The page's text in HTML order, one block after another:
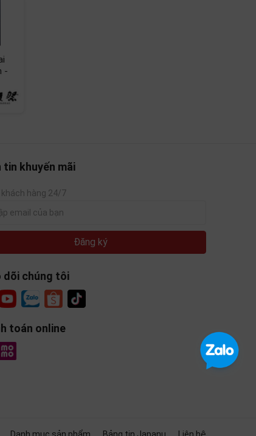
-
tin khuyến mãi
khách hàng 24/7
Đăng ký
dõi chúng tôi
toán online